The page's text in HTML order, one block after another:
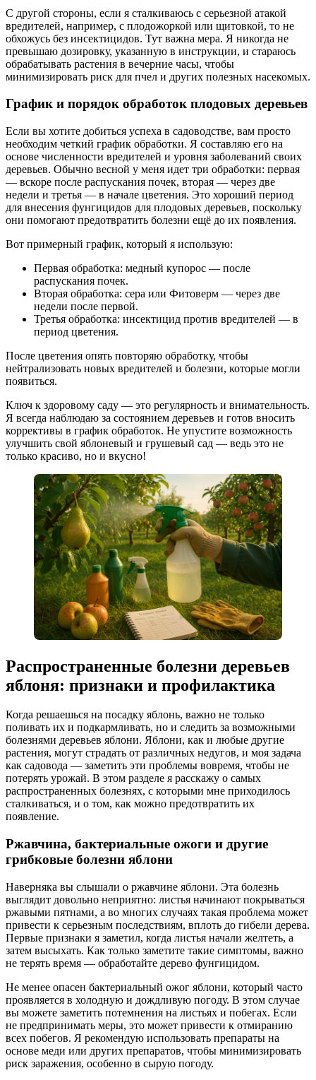
С другой стороны, если я сталкиваюсь с серьезной атакой
вредителей, например, с плодожоркой или щитовкой, то не
обхожусь без инсектицидов. Тут важна мера. Я никогда не
превышаю дозировку, указанную в инструкции, и стараюсь
обрабатывать растения в вечерние часы, чтобы
минимизировать риск для пчел и других полезных насекомых.
График и порядок обработок плодовых деревьев
Если вы хотите добиться успеха в садоводстве, вам просто
необходим четкий график обработки. Я составляю его на
основе численности вредителей и уровня заболеваний своих
деревьев. Обычно весной у меня идет три обработки: первая
— вскоре после распускания почек, вторая — через две
недели и третья — в начале цветения. Это хороший период
для внесения фунгицидов для плодовых деревьев, поскольку
они помогают предотвратить болезни ещё до их появления.
Вот примерный график, который я использую:
Первая обработка: медный купорос — после
распускания почек.
Вторая обработка: сера или Фитоверм — через две
недели после первой.
Третья обработка: инсектицид против вредителей — в
период цветения.
После цветения опять повторяю обработку, чтобы
нейтрализовать новых вредителей и болезни, которые могли
появиться.
Ключ к здоровому саду — это регулярность и внимательность.
Я всегда наблюдаю за состоянием деревьев и готов вносить
коррективы в график обработок. Не упустите возможность
улучшить свой яблоневый и грушевый сад — ведь это не
только красиво, но и вкусно!
Распространенные болезни деревьев
яблоня: признаки и профилактика
Когда решаешься на посадку яблонь, важно не только
поливать их и подкармливать, но и следить за возможными
болезнями деревьев яблони. Яблони, как и любые другие
растения, могут страдать от различных недугов, и моя задача
как садовода — заметить эти проблемы вовремя, чтобы не
потерять урожай. В этом разделе я расскажу о самых
распространенных болезнях, с которыми мне приходилось
сталкиваться, и о том, как можно предотвратить их
появление.
Ржавчина, бактериальные ожоги и другие
грибковые болезни яблони
Наверняка вы слышали о ржавчине яблони. Эта болезнь
выглядит довольно неприятно: листья начинают покрываться
ржавыми пятнами, а во многих случаях такая проблема может
привести к серьезным последствиям, вплоть до гибели дерева.
Первые признаки я заметил, когда листья начали желтеть, а
затем высыхать. Как только заметите такие симптомы, важно
не терять время — обработайте дерево фунгицидом.
Не менее опасен бактериальный ожог яблони, который часто
проявляется в холодную и дождливую погоду. В этом случае
вы можете заметить потемнения на листьях и побегах. Если
не предпринимать меры, это может привести к отмиранию
всех побегов. Я рекомендую использовать препараты на
основе меди или других препаратов, чтобы минимизировать
риск заражения, особенно в сырую погоду.